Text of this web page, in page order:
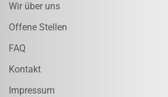
Wir über uns
Offene Stellen
FAQ
Kontakt
Impressum